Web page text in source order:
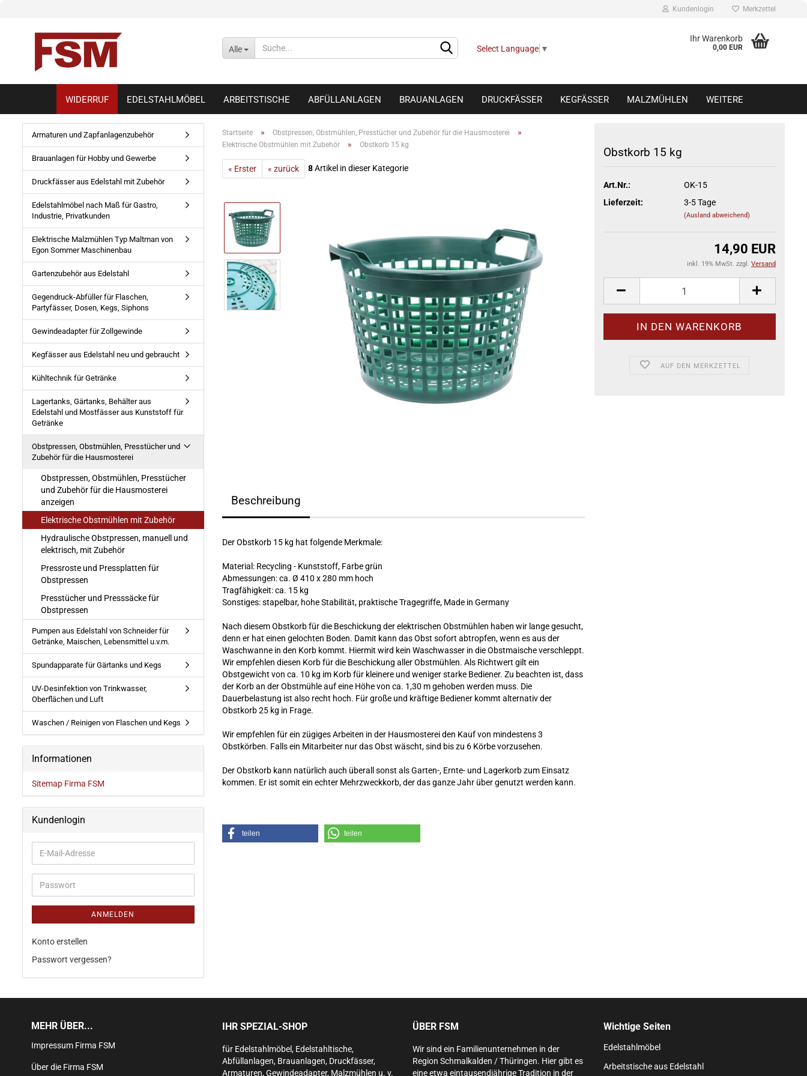
Kundenlogin Merkzettel
Alle Select Language ▼
Ihr Warenkorb
0,00 EUR
WIDERRUF EDELSTAHLMÖBEL ARBEITSTISCHE ABFÜLLANLAGEN BRAUANLAGEN DRUCKFÄSSER KEGFÄSSER MALZMÜHLEN WEITERE
Startseite » Obstpressen, Obstmühlen, Presstücher und Zubehör für die Hausmosterei »
Elektrische Obstmühlen mit Zubehör » Obstkorb 15 kg
« Erster « zurück 8Artikel in dieser Kategorie
Obstkorb 15 kg
Art.Nr.:
OK-15
Lieferzeit:
3-5 Tage
(Ausland abweichend)
14,90 EUR
inkl. 19% MwSt. zzgl. Versand
AUF DEN MERKZETTEL
Beschreibung
Der Obstkorb 15 kg hat folgende Merkmale:
Material: Recycling - Kunststoff, Farbe grün
Abmessungen: ca. Ø 410 x 280 mm hoch
Tragfähigkeit: ca. 15 kg
Sonstiges: stapelbar, hohe Stabilität, praktische Tragegriffe, Made in Germany
Nach diesem Obstkorb für die Beschickung der elektrischen Obstmühlen haben wir lange gesucht,
denn er hat einen gelochten Boden. Damit kann das Obst sofort abtropfen, wenn es aus der
Waschwanne in den Korb kommt. Hiermit wird kein Waschwasser in die Obstmaische verschleppt.
Wir empfehlen diesen Korb für die Beschickung aller Obstmühlen. Als Richtwert gilt ein
Obstgewicht von ca. 10 kg im Korb für kleinere und weniger starke Bediener. Zu beachten ist, dass
der Korb an der Obstmühle auf eine Höhe von ca. 1,30 m gehoben werden muss. Die
Dauerbelastung ist also recht hoch. Für große und kräftige Bediener kommt alternativ der
Obstkorb 25 kg in Frage.
Wir empfehlen für ein zügiges Arbeiten in der Hausmosterei den Kauf von mindestens 3
Obstkörben. Falls ein Mitarbeiter nur das Obst wäscht, sind bis zu 6 Körbe vorzusehen.
Der Obstkorb kann natürlich auch überall sonst als Garten-, Ernte- und Lagerkorb zum Einsatz
kommen. Er ist somit ein echter Mehrzweckkorb, der das ganze Jahr über genutzt werden kann.
teilen teilen
Armaturen und Zapfanlagenzubehör
Brauanlagen für Hobby und Gewerbe
Druckfässer aus Edelstahl mit Zubehör
Edelstahlmöbel nach Maß für Gastro,
Industrie, Privatkunden
Elektrische Malzmühlen Typ Maltman von
Egon Sommer Maschinenbau
Gartenzubehör aus Edelstahl
Gegendruck-Abfüller für Flaschen,
Partyfässer, Dosen, Kegs, Siphons
Gewindeadapter für Zollgewinde
Kegfässer aus Edelstahl neu und gebraucht
Kühltechnik für Getränke
Lagertanks, Gärtanks, Behälter aus
Edelstahl und Mostfässer aus Kunststoff für
Getränke
Obstpressen, Obstmühlen, Presstücher und
Zubehör für die Hausmosterei
Obstpressen, Obstmühlen, Presstücher
und Zubehör für die Hausmosterei
anzeigen
Elektrische Obstmühlen mit Zubehör
Hydraulische Obstpressen, manuell und
elektrisch, mit Zubehör
Pressroste und Pressplatten für
Obstpressen
Presstücher und Presssäcke für
Obstpressen
Pumpen aus Edelstahl von Schneider für
Getränke, Maischen, Lebensmittel u.v.m.
Spundapparate für Gärtanks und Kegs
UV-Desinfektion von Trinkwasser,
Oberflächen und Luft
Waschen / Reinigen von Flaschen und Kegs
Informationen
Sitemap Firma FSM
Kundenlogin
ANMELDEN
Konto erstellen
Passwort vergessen?
MEHR ÜBER...
Impressum Firma FSM
Über die Firma FSM
IHR SPEZIAL-SHOP
für Edelstahlmöbel, Edelstahltische,
Abfüllanlagen, Brauanlagen, Druckfässer,
Armaturen, Gewindeadapter, Malzmühlen u. v.
ÜBER FSM
Wir sind ein Familienunternehmen in der
Region Schmalkalden / Thüringen. Hier gibt es
eine etwa eintausendjährige Tradition in der
Wichtige Seiten
Edelstahlmöbel
Arbeitstische aus Edelstahl